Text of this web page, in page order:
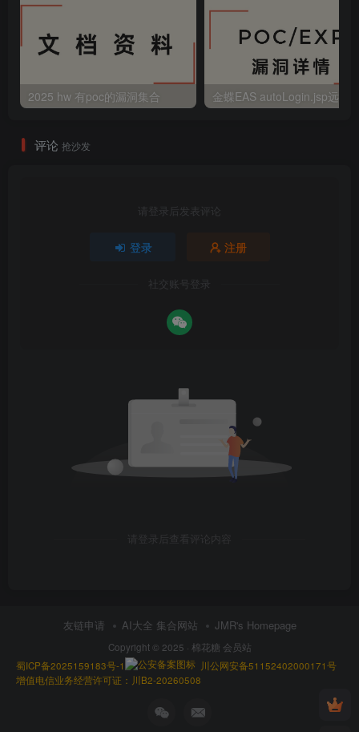
2025 hw 有poc的漏洞集合
评论 抢沙发
请登录后发表评论
登录 注册
社交账号登录
请登录后查看评论内容
友链申请 AI大全 集合网站 JMR's Homepage
Copyright © 2025 · 棉花糖 会员站
蜀ICP备2025159183号-1
川公网安备51152402000171号
增值电信业务经营许可证：川B2-20260508